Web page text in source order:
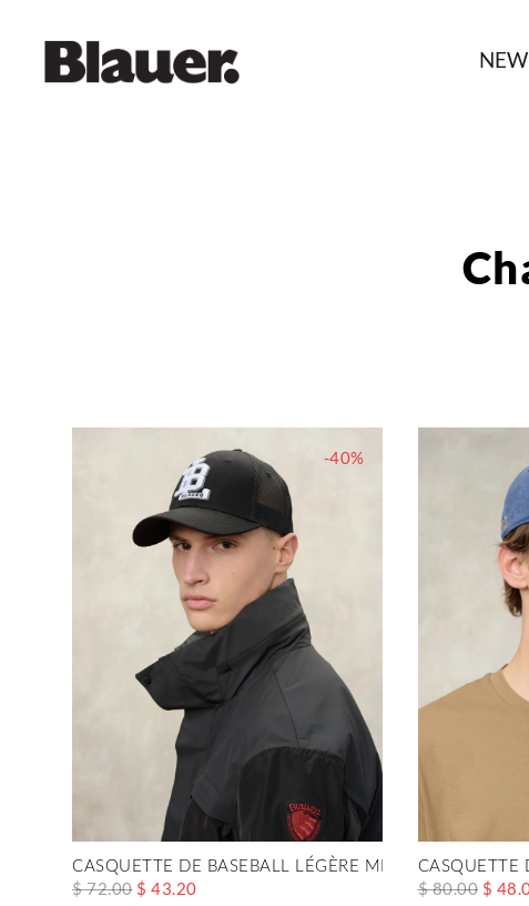
-40%
CASQUETTE DE BASEBALL LÉGÈRE MERTON
$ 72.00 $ 43.20
CASQUETTE
$ 80.00 $